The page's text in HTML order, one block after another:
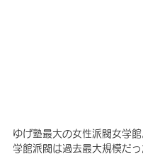
ゆげ塾最大の女性派閥女学
学館派閥は過去最大規模だ